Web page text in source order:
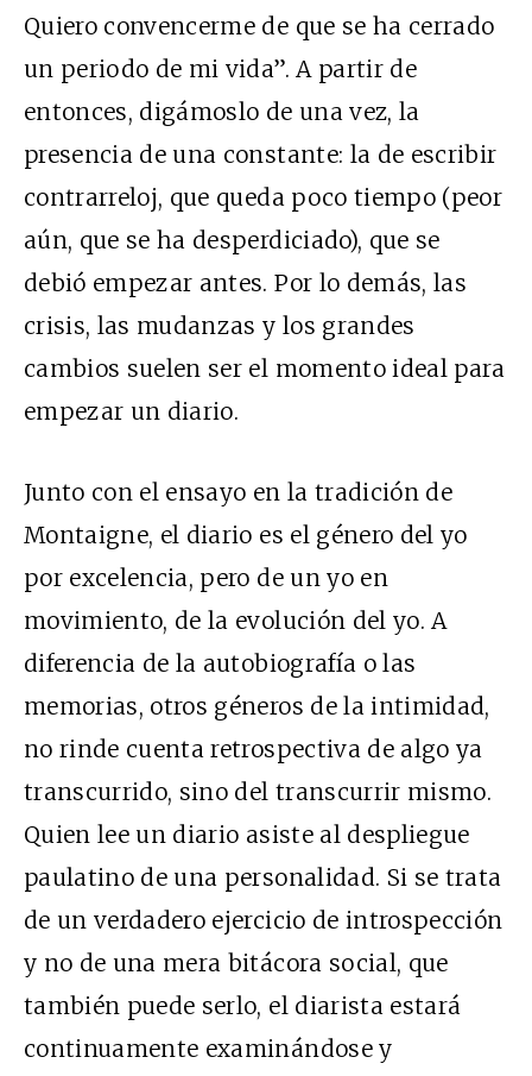
Quiero convencerme de que se ha cerrado
un periodo de mi vida”. A partir de
entonces, digámoslo de una vez, la
presencia de una constante: la de escribir
contrarreloj, que queda poco tiempo (peor
aún, que se ha desperdiciado), que se
debió empezar antes. Por lo demás, las
crisis, las mudanzas y los grandes
cambios suelen ser el momento ideal para
empezar un diario.
Junto con el ensayo en la tradición de
Montaigne, el diario es el género del yo
por excelencia, pero de un yo en
movimiento, de la evolución del yo. A
diferencia de la autobiografía o las
memorias, otros géneros de la intimidad,
no rinde cuenta retrospectiva de algo ya
transcurrido, sino del transcurrir mismo.
Quien lee un diario asiste al despliegue
paulatino de una personalidad. Si se trata
de un verdadero ejercicio de introspección
y no de una mera bitácora social, que
también puede serlo, el diarista estará
continuamente examinándose y